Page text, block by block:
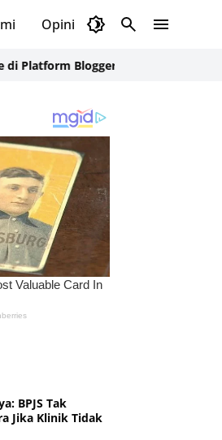
Opini Selayar Kini
Blogger Diduga Terkunci Massal,
BPJS Tak
Jika Klinik Tidak